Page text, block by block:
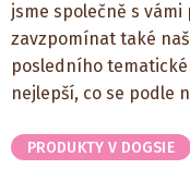
jsme společně s vámi
zavzpomínat také
posledního
nejlepší, co se podle
PRODUKTY V DOGSIE